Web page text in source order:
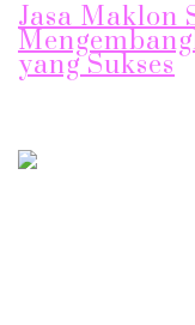
Jasa Maklon
yang Sukses